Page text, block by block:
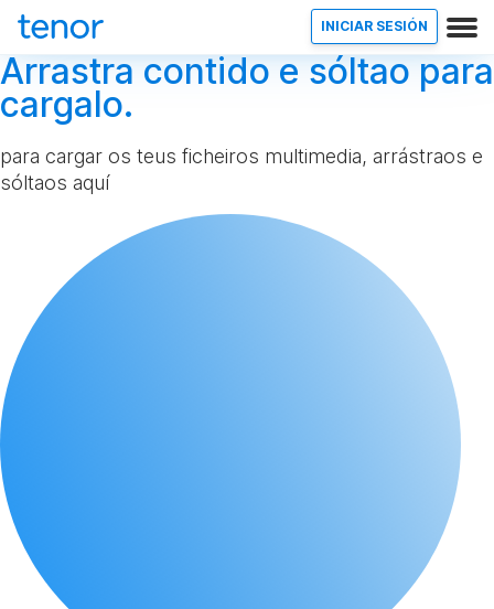
INICIAR SESIÓN
Arrastra contido e sóltao para
cargalo.
para cargar os teus ficheiros multimedia, arrástraos e
sóltaos aquí